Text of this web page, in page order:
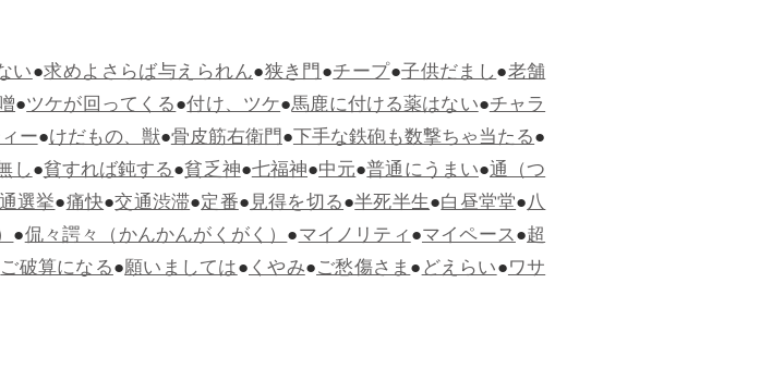
い●求めよさらば与えられん●狭き門●チープ●子供だまし●老舗
●ツケが回ってくる●付け、ツケ●馬鹿に付ける薬はない●チャラ
ー●けだもの、獣●骨皮筋右衛門●下手な鉄砲も数撃ちゃ当たる●
し●貧すれば鈍する●貧乏神●七福神●中元●普通にうまい●通（つ
選挙●痛快●交通渋滞●定番●見得を切る●半死半生●白昼堂堂●八
●侃々諤々（かんかんがくがく）●マイノリティ●マイペース●超
ご破算になる●願いましては●くやみ●ご愁傷さま●どえらい●ワサ